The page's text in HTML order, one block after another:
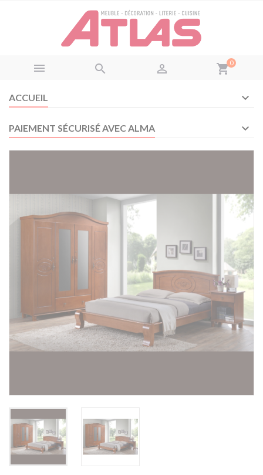
   shopping_cart0
ACCUEIL
PAIEMENT SÉCURISÉ AVEC ALMA